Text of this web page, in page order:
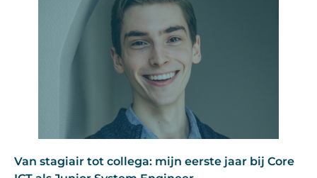
Van stagiair tot collega: mijn eerste jaar bij Core